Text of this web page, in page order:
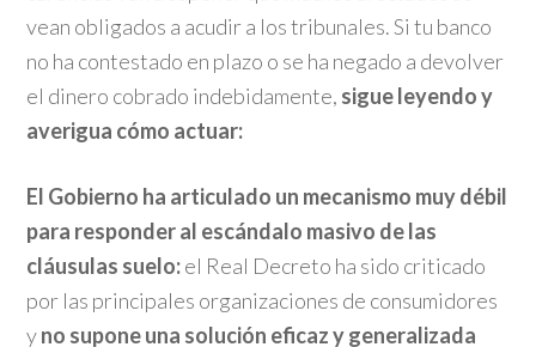
vean obligados a acudir a los tribunales. Si tu banco
no ha contestado en plazo o se ha negado a devolver
el dinero cobrado indebidamente, sigue leyendo y
averigua cómo actuar:
El Gobierno ha articulado un mecanismo muy débil
para responder al escándalo masivo de las
cláusulas suelo:el Real Decreto ha sido criticado
por las principales organizaciones de consumidores
yno supone una solución eficaz y generalizada